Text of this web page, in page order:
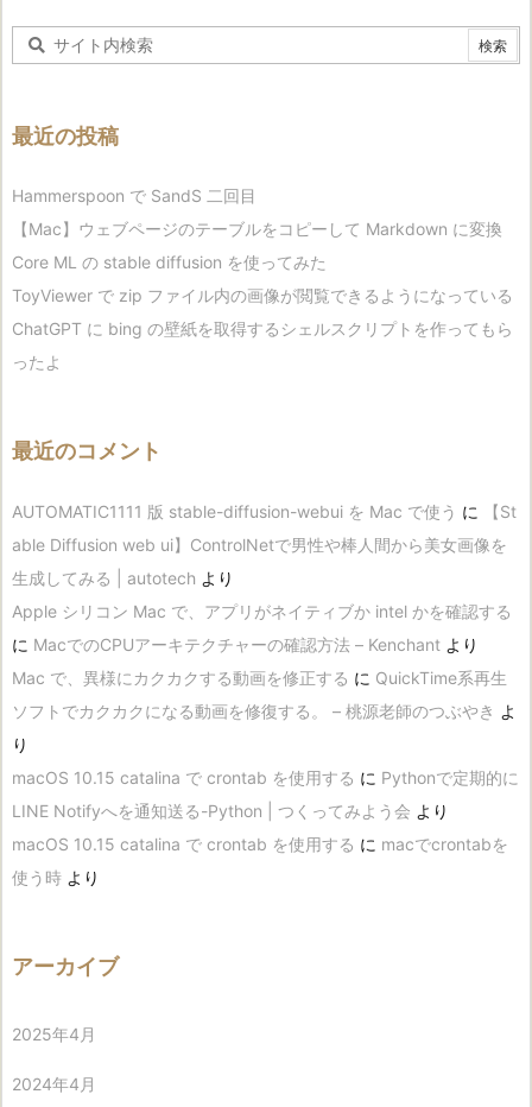
最近の投稿
Hammerspoon で SandS 二回目
【Mac】ウェブページのテーブルをコピーして Markdown に変換
Core ML の stable diffusion を使ってみた
ToyViewer で zip ファイル内の画像が閲覧できるようになっている
ChatGPT に bing の壁紙を取得するシェルスクリプトを作ってもら
ったよ
最近のコメント
AUTOMATIC1111 版 stable-diffusion-webui を Mac で使う に
【St
able Diffusion web ui】ControlNetで男性や棒人間から美女画像を
生成してみる | autotech より
Apple シリコン Mac で、アプリがネイティブか intel かを確認する
に MacでのCPUアーキテクチャーの確認方法 – Kenchant より
Mac で、異様にカクカクする動画を修正する に QuickTime系再生
ソフトでカクカクになる動画を修復する。 – 桃源老師のつぶやき よ
り
macOS 10.15 catalina で crontab を使用する に Pythonで定期的に
LINE Notifyへを通知送る-Python | つくってみよう会 より
macOS 10.15 catalina で crontab を使用する に macでcrontabを
使う時 より
アーカイブ
2025年4月
2024年4月